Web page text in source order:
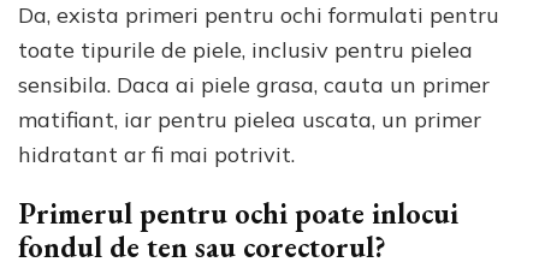
Da, exista primeri pentru ochi formulati pentru
toate tipurile de piele, inclusiv pentru pielea
sensibila. Daca ai piele grasa, cauta un primer
matifiant, iar pentru pielea uscata, un primer
hidratant ar fi mai potrivit.
Primerul pentru ochi poate inlocui
fondul de ten sau corectorul?